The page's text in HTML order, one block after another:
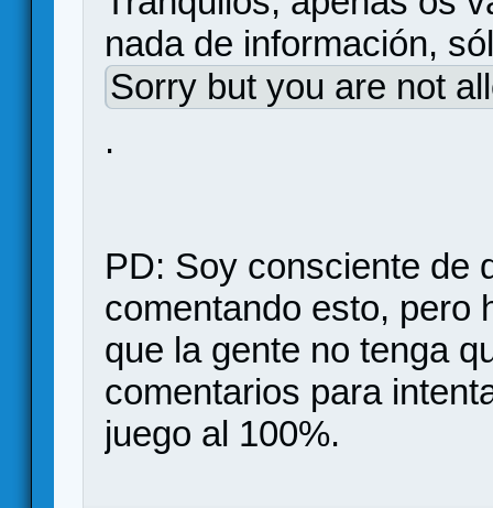
nada de información,
Sorry but you are not
.
PD: Soy consciente de
comentando esto, pero
que la gente no tenga
comentarios para
juego al 100%.